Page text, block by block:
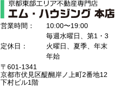
営業時間： 10:00〜19:00
定休日：
毎週水曜日、第1・3
火曜日、夏季、年末
年始
〒601-1341
京都市伏見区醍醐岸ノ上町2番地12
下村ビル1階